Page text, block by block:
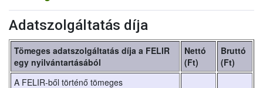
Adatszolgáltatás díja
Tömeges adatszolgáltatás díja a FELIR
egy nyilvántartásából
Nettó
(Ft)
Bruttó
(Ft)
A FELIR-ből történő tömeges